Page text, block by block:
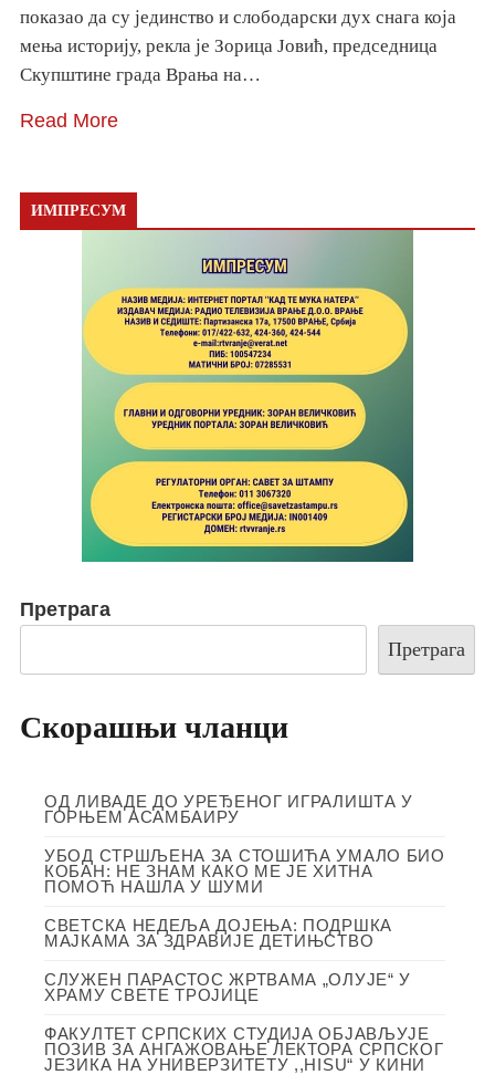
показао да су јединство и слободарски дух снага која
мења историју, рекла је Зорица Јовић, председница
Скупштине града Врања на…
Read More
ИМПРЕСУМ
Претрага
Претрага
Скорашњи чланци
ОД ЛИВАДЕ ДО УРЕЂЕНОГ ИГРАЛИШТА У
ГОРЊЕМ АСАМБАИРУ
УБОД СТРШЉЕНА ЗА СТОШИЋА УМАЛО БИО
КОБАН: НЕ ЗНАМ КАКО МЕ ЈЕ ХИТНА
ПОМОЋ НАШЛА У ШУМИ
СВЕТСКА НЕДЕЉА ДОЈЕЊА: ПОДРШКА
МАЈКАМА ЗА ЗДРАВИЈЕ ДЕТИЊСТВО
СЛУЖЕН ПАРАСТОС ЖРТВАМА „ОЛУЈЕ“ У
ХРАМУ СВЕТЕ ТРОЈИЦЕ
ФАКУЛТЕТ СРПСКИХ СТУДИЈА ОБЈАВЉУЈЕ
ПОЗИВ ЗА АНГАЖОВАЊЕ ЛЕКТОРА СРПСКОГ
ЈЕЗИКА НА УНИВЕРЗИТЕТУ ,,HISU“ У КИНИ